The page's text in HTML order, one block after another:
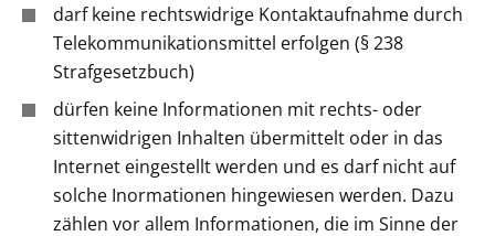
darf keine rechtswidrige Kontaktaufnahme durch
Telekommunikationsmittel erfolgen (§ 238
Strafgesetzbuch)
dürfen keine Informationen mit rechts- oder
sittenwidrigen Inhalten übermittelt oder in das
Internet eingestellt werden und es darf nicht auf
solche Inormationen hingewiesen werden. Dazu
zählen vor allem Informationen, die im Sinne der